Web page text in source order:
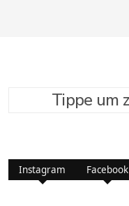
Tippe um zu suchen
Kontakt
Instagram Facebook